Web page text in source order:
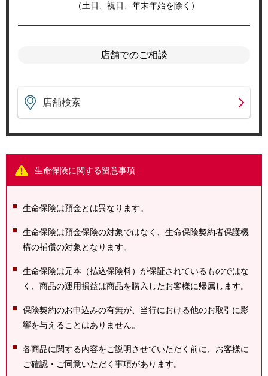
（土日、祝日、年末年始を除く）
店舗でのご相談
店舗検索
生命保険に関する留意事項
生命保険は預金とは異なります。
生命保険は預金保険の対象ではなく、生命保険契約者保護機
構の補償の対象となります。
生命保険は元本（払込保険料）が保証されているものではな
く、商品の運用損益は商品を購入したお客様に帰属します。
保険契約のお申込みの有無が、当行における他のお取引に影
響を与えることはありません。
各商品に関する内容をご説明させていただく前に、お客様に
ご確認・ご同意いただく事項があります。